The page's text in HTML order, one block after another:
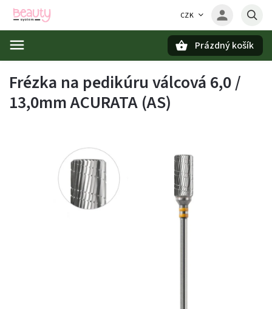
CZK
Prázdný košík
Frézka na pedikúru válcová 6,0 /
13,0mm ACURATA (AS)